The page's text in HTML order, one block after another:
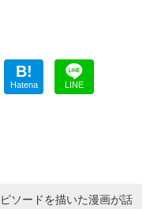
B!
Hatena LINE
ソードを描いた漫画が話